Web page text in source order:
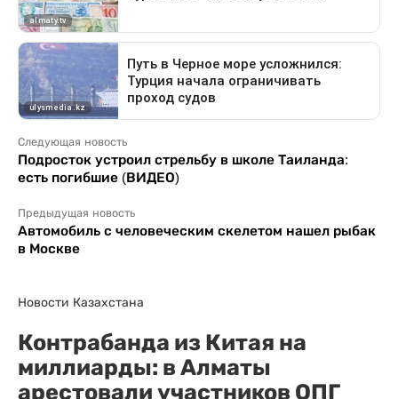
Следующая новость
Подросток устроил стрельбу в школе Таиланда:
есть погибшие (ВИДЕО)
Предыдущая новость
Автомобиль с человеческим скелетом нашел рыбак
в Москве
Новости Казахстана
Контрабанда из Китая на
миллиарды: в Алматы
арестовали участников ОПГ